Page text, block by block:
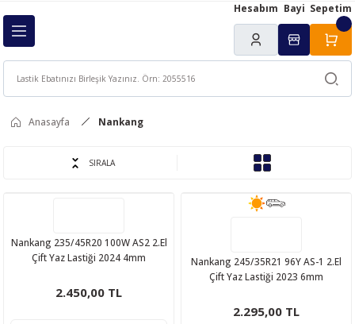
Hesabım Bayi Sepetim
Anasayfa Nankang
SIRALA
Nankang 235/45R20 100W AS2 2.El
Çift Yaz Lastiği 2024 4mm
2.450,00 TL
Nankang 245/35R21 96Y AS-1 2.El
Çift Yaz Lastiği 2023 6mm
2.295,00 TL